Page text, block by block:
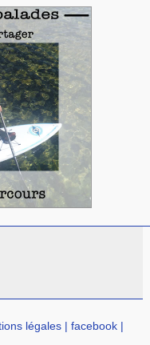
légales |facebook |